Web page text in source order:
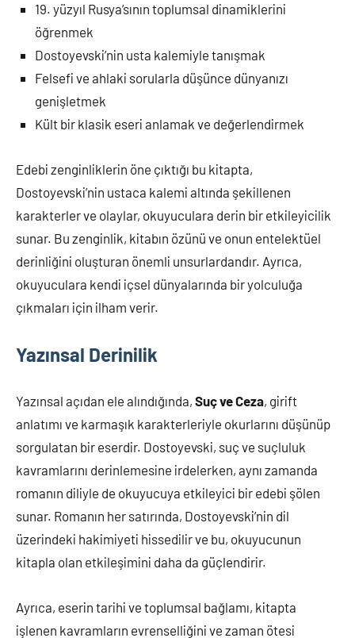
19. yüzyıl Rusya’sının toplumsal dinamiklerini
öğrenmek
Dostoyevski’nin usta kalemiyle tanışmak
Felsefi ve ahlaki sorularla düşünce dünyanızı
genişletmek
Kült bir klasik eseri anlamak ve değerlendirmek
Edebi zenginliklerin öne çıktığı bu kitapta,
Dostoyevski’nin ustaca kalemi altında şekillenen
karakterler ve olaylar, okuyuculara derin bir etkileyicilik
sunar. Bu zenginlik, kitabın özünü ve onun entelektüel
derinliğini oluşturan önemli unsurlardandır. Ayrıca,
okuyuculara kendi içsel dünyalarında bir yolculuğa
çıkmaları için ilham verir.
Yazınsal Derinilik
Yazınsal açıdan ele alındığında, Suç ve Ceza, girift
anlatımı ve karmaşık karakterleriyle okurlarını düşünüp
sorgulatan bir eserdir. Dostoyevski, suç ve suçluluk
kavramlarını derinlemesine irdelerken, aynı zamanda
romanın diliyle de okuyucuya etkileyici bir edebi şölen
sunar. Romanın her satırında, Dostoyevski’nin dil
üzerindeki hakimiyeti hissedilir ve bu, okuyucunun
kitapla olan etkileşimini daha da güçlendirir.
Ayrıca, eserin tarihi ve toplumsal bağlamı, kitapta
işlenen kavramların evrenselliğini ve zaman ötesi